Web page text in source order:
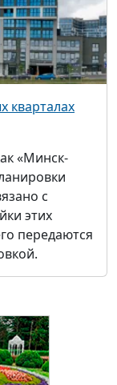
кварталах
«Минск-
с
этих
передаются